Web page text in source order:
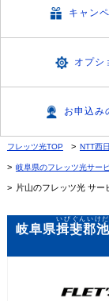
キャン
オプシ
お申込み
フレッツ光TOP NTT西
岐阜県のフレッツ光サー
片山のフレッツ光 サー
岐阜県揖斐郡
いびぐんいけ